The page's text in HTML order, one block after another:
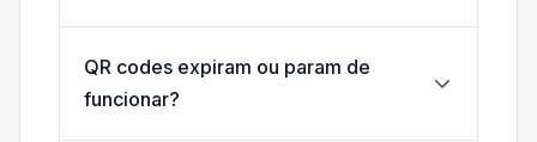
QR codes expiram ou param de
funcionar?